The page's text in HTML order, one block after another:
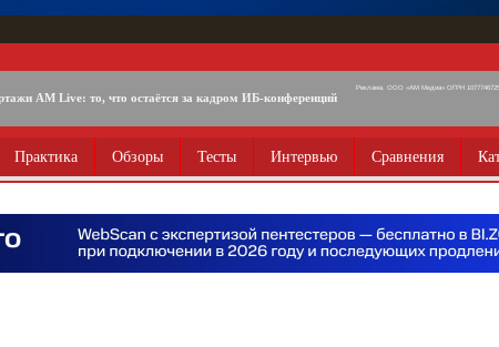
AM Live: то, что остаётся за кадром ИБ-конференций
Реклама. ООО «АМ Медиа» ОГРН
Практика Обзоры Тесты Интервью Сравнения